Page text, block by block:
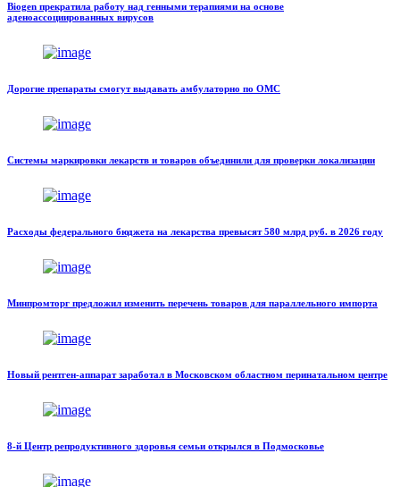
Biogen прекратила работу над генными терапиями на основе
аденоассоциированных вирусов
Дорогие препараты смогут выдавать амбулаторно по ОМС
Системы маркировки лекарств и товаров объединили для проверки локализации
Расходы федерального бюджета на лекарства превысят 580 млрд руб. в 2026 году
Минпромторг предложил изменить перечень товаров для параллельного импорта
Новый рентген-аппарат заработал в Московском областном перинатальном центре
8-й Центр репродуктивного здоровья семьи открылся в Подмосковье